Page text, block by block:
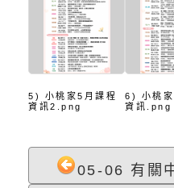
北、中
訓練
少意見
月至8
多元文
造」、
不只是
檢送行
月份公
訊
桃園市
理114
成長」
台灣遊
文化遊
材應注
有關本
5) 小桃家5月課程
資訊2.png
6) 小桃家
資訊.png
05-06 有關